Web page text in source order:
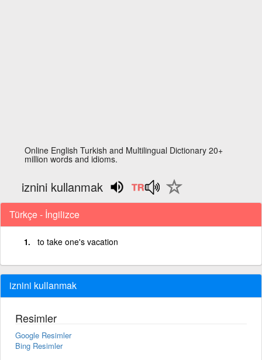
Online English Turkish and Multilingual Dictionary 20+
million words and idioms.
iznini kullanmak
Türkçe - İngilizce
to take one's vacation
iznini kullanmak
Resimler
Google Resimler
Bing Resimler